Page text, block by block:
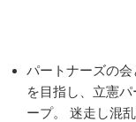
パートナーズの
を目指し、立憲
ープ。 迷走し混